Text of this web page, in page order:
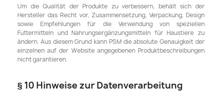
Um die Qualität der Produkte zu verbessern, behält sich der
Hersteller das Recht vor, Zusammensetzung, Verpackung, Design
sowie Empfehlungen für die Verwendung von speziellen
Futtermitteln und Nahrungsergänzungsmitteln für Haustiere zu
ändern. Aus diesem Grund kann PSM die absolute Genauigkeit der
einzelnen auf der Website angegebenen Produktbeschreibungen
nicht garantieren.
§ 10 Hinweise zur Datenverarbeitung